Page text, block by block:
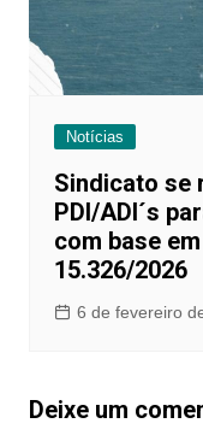
Notícias
Sindicato se
PDI/ADI´s
com base
15.326/2026
6 de fevereiro
Deixe um